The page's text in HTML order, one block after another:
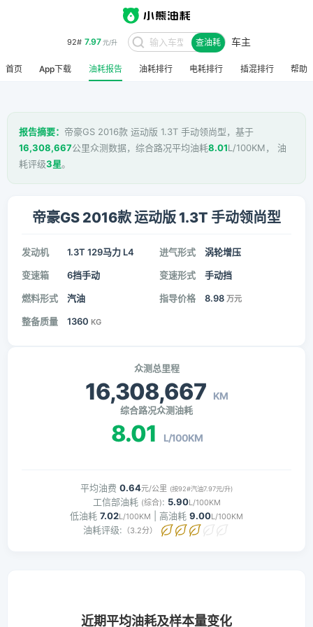
92# 7.97元/升 查油耗 车主
首页 App下载 油耗报告 油耗排行 电耗排行 插混排行 帮助
报告摘要： 帝豪GS 2016款 运动版 1.3T 手动领尚型，基于
16,308,667公里众测数据，综合路况平均油耗8.01L/100KM， 油
耗评级3星。
帝豪GS 2016款 运动版 1.3T 手动领尚型
发动机 1.3T 129马力 L4 进气形式 涡轮增压
变速箱 6挡手动 变速形式 手动挡
燃料形式 汽油 指导价格 8.98 万元
整备质量 1360 KG
众测总里程
16,308,667 KM
综合路况众测油耗
8.01 L/100KM
平均油费 0.64元/公里 (按92#汽油7.97元/升)
工信部油耗 (综合): 5.90L/100KM
低油耗 7.02L/100KM | 高油耗 9.00L/100KM
油耗评级: （3.2分）